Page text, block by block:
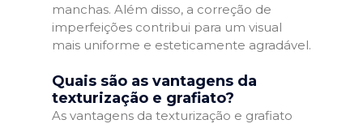
manchas. Além disso, a correção de
imperfeições contribui para um visual
mais uniforme e esteticamente agradável.
Quais são as vantagens da
texturização e grafiato?
As vantagens da texturização e grafiato